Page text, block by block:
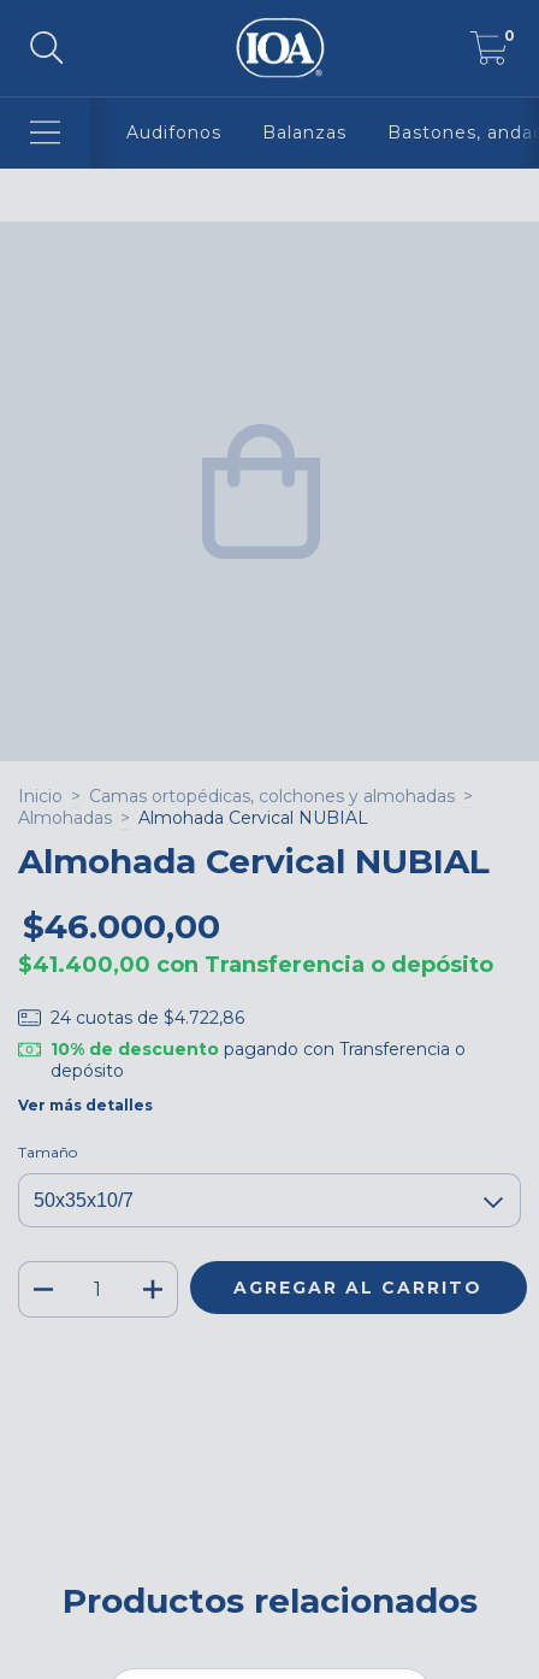
0
Audifonos Balanzas Bastones,
Inicio > Camas ortopédicas, colchones y almohadas >
Almohadas > Almohada Cervical NUBIAL
Almohada Cervical NUBIAL
$46.000,00
$41.400,00 con Transferencia o depósito
24 cuotas de $4.722,86
10% de descuentopagando con Transferencia o
depósito
Ver más detalles
Tamaño
Productos relacionados